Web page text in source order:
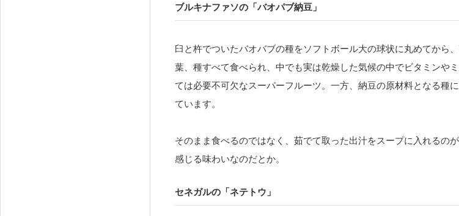
ブルキナファソの「バオパブ納豆」
臼と杵でついたバオバブの種をソフトボール大の球状に丸めてから
葉、種すべて食べられ、中でも実は乾燥した気候の中でビタミンや
ては必要不可欠なスーパーフルーツ。一方、納豆の原材料となる種
ています。
そのまま食べるのではなく、茹でて取った出汁をスープに入れるの
感じる味わいなのだとか。
セネガルの「ネテトウ」